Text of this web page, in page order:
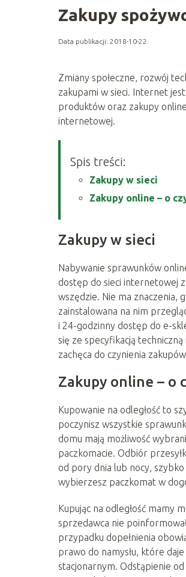
Zakupy
Data publikacji: 2018-10-22
Zmiany społeczne, rozwój
zakupami w sieci. Internet
produktów oraz zakupy
internetowej.
Spis treści:
Zakupy w sieci
Zakupy online – o
Zakupy w sieci
Nabywanie sprawunków
dostęp do sieci internetowej
wszędzie. Nie ma znaczenia,
zainstalowana na nim
i 24-godzinny dostęp do e-
się ze specyfikacją
zachęca do czynienia
Zakupy online – o
Kupowanie na odległość to
poczynisz wszystkie
domu mają możliwość
paczkomacie. Odbiór
od pory dnia lub nocy,
wybierzesz paczkomat w
Kupując na odległość mamy
sprzedawca nie
przypadku dopełnienia
prawo do namysłu, które
stacjonarnym. Odstąpienie